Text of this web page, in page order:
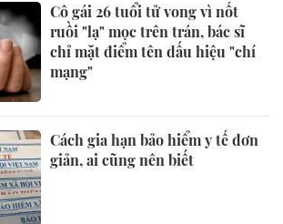
Cô gái 26 tuổi tử vong vì nốt
ruồi "lạ" mọc trên trán, bác sĩ
chỉ mặt điểm tên dấu hiệu "chí
mạng"
Cách gia hạn bảo hiểm y tế đơn
giản, ai cũng nên biết